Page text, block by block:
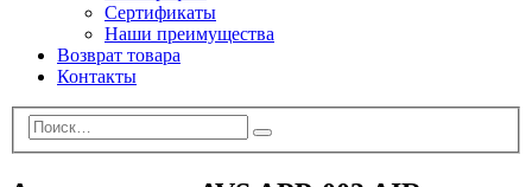
Сертификаты
Наши преимущества
Возврат товара
Контакты